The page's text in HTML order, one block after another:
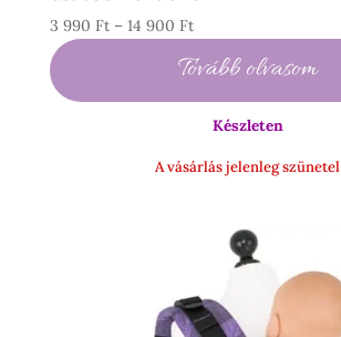
3 990 Ft – 14 900 FtÁrtartomány:
990 Ft
-
Tovább olvasom
Készleten
A vásárlás jelenleg szünetel